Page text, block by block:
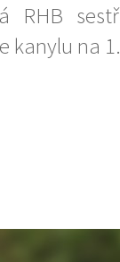
RHB
kanylu na